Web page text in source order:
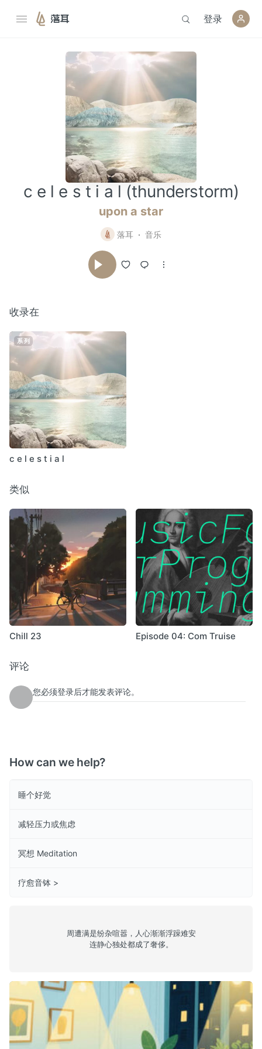
落耳 登录
c e l e s t i a l (thunderstorm)
upon a star
落耳 音乐
收录在
系列
c e l e s t i a l
类似
Chill 23 Episode 04: Com Truise
评论
您必须登录后才能发表评论。
How can we help?
睡个好觉
减轻压力或焦虑
冥想 Meditation
疗愈音钵 >
周遭满是纷杂喧嚣，人心渐渐浮躁难安
连静心独处都成了奢侈。